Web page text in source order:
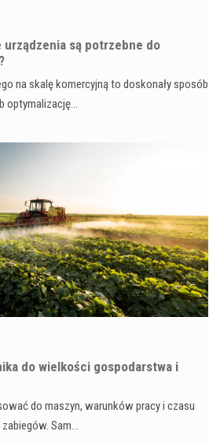
urządzenia są potrzebne do
na skalę komercyjną to doskonały sposób
optymalizację…
do wielkości gospodarstwa i
do maszyn, warunków pracy i czasu
Sam…